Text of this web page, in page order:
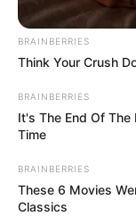
ดูดวง 12 ราศี ภาพร
อ.คฑา
28 มิ.ย. 2019
BRAINBERRIES
Think Your Crush
BRAINBERRIES
It's The End Of The
Time
BRAINBERRIES
These 6 Movies
Classics